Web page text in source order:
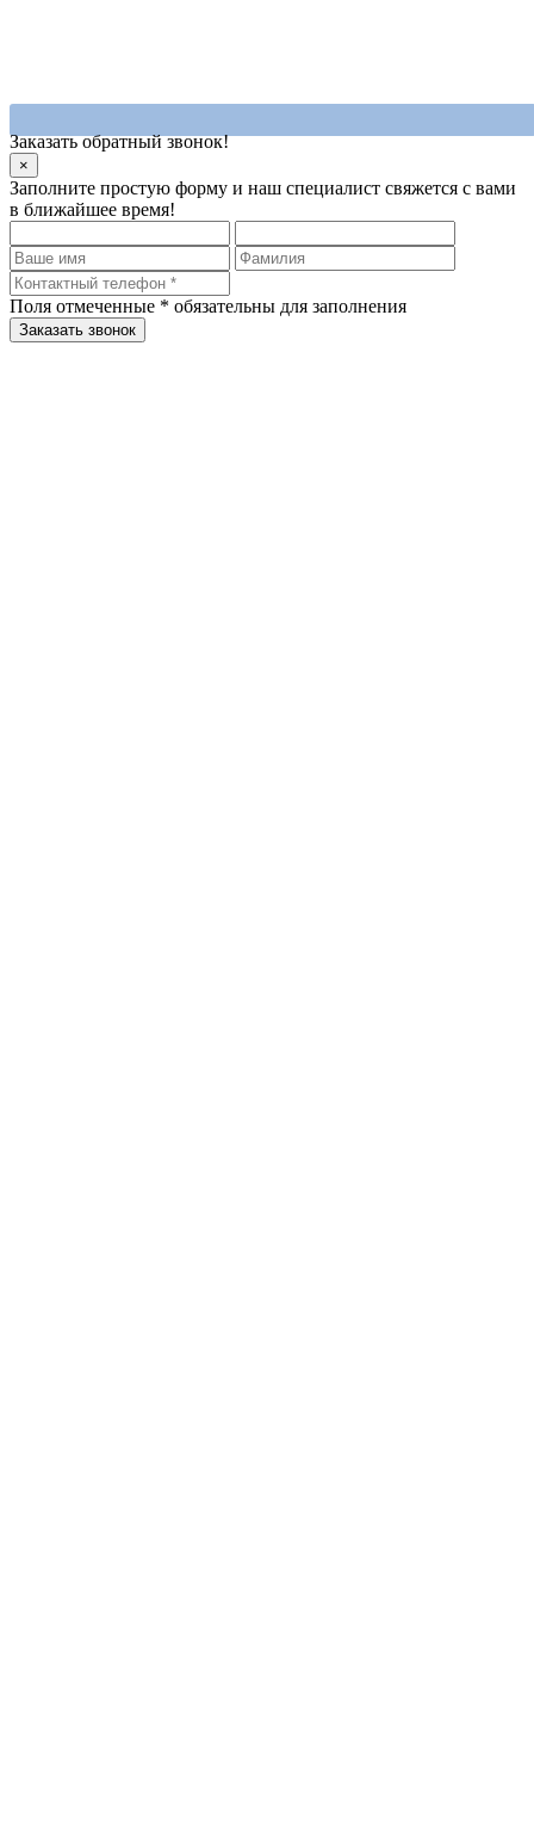
Заказать обратный звонок!
×
Заполните простую форму и наш специалист свяжется с вами
в ближайшее время!
Поля отмеченные * обязательны для заполнения